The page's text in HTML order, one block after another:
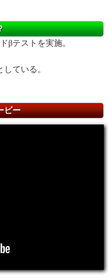
βテストを実施。
ている。
ビー